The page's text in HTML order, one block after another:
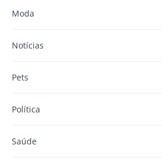
Moda
Notícias
Pets
Política
Saúde